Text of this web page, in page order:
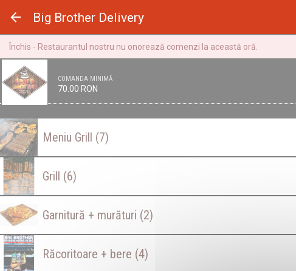
Big Brother Delivery
Închis - Restaurantul nostru nu onorează comenzi la această oră.
COMANDA MINIMĂ
70.00 RON
Meniu Grill (7)
Grill (6)
Garnitură + murături (2)
Răcoritoare + bere (4)